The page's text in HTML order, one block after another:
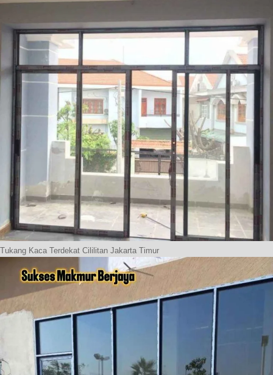
Tukang Kaca Terdekat Cililitan Jakarta Timur